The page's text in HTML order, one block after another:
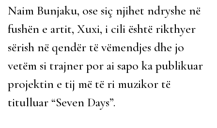
Naim Bunjaku, ose siç njihet ndryshe në
fushën e artit, Xuxi, i cili është rikthyer
sërish në qendër të vëmendjes dhe jo
vetëm si trajner por ai sapo ka publikuar
projektin e tij më të ri muzikor të
titulluar “Seven Days”.